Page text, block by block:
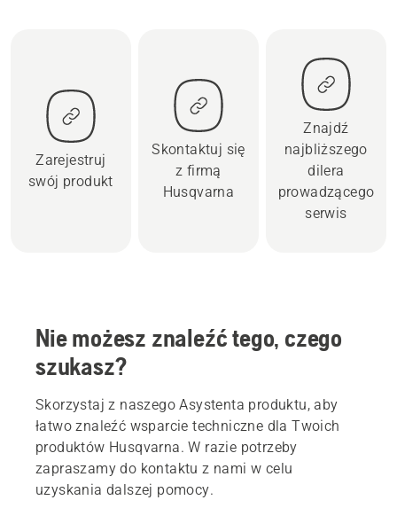
Zarejestruj
swój produkt
Skontaktuj się
z firmą
Husqvarna
Znajdź
najbliższego
dilera
prowadzącego
serwis
Nie możesz znaleźć tego, czego
szukasz?
Skorzystaj z naszego Asystenta produktu, aby
łatwo znaleźć wsparcie techniczne dla Twoich
produktów Husqvarna. W razie potrzeby
zapraszamy do kontaktu z nami w celu
uzyskania dalszej pomocy.